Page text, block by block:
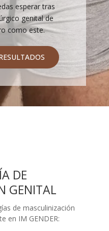
esperar tras
genital de
como este.
DE
GENITAL
de masculinización
en IM GENDER: